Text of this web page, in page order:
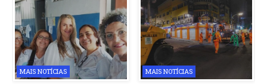
MAIS NOTÍCIAS MAIS NOTÍCIAS